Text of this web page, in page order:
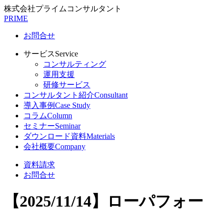
株式会社プライムコンサルタント
PRIME
お問合せ
サービスService
コンサルティング
運用支援
研修サービス
コンサルタント紹介Consultant
導入事例Case Study
コラムColumn
セミナーSeminar
ダウンロード資料Materials
会社概要Company
資料請求
お問合せ
【2025/11/14】ローパフォー